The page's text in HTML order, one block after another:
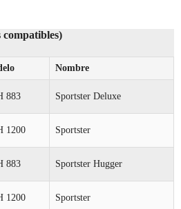
compatibles)
Nombre
883 Sportster Deluxe
1200 Sportster
883 Sportster Hugger
1200 Sportster